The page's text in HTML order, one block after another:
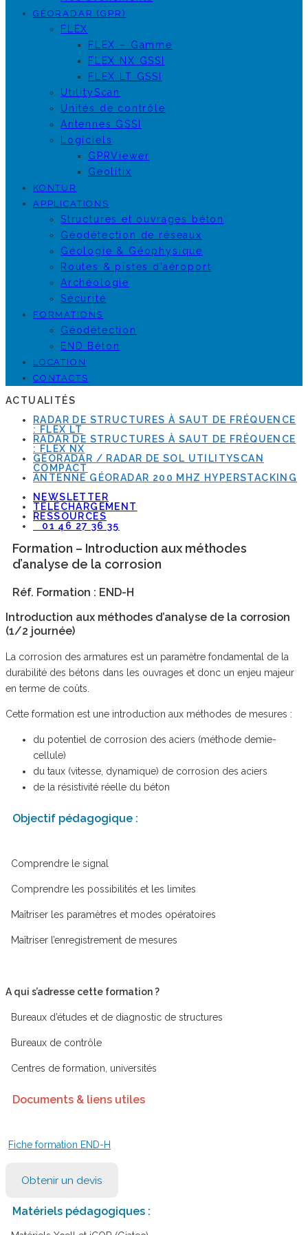
GÉORADAR (GPR)
FLEX
FLEX – Gamme
FLEX NX GSSI
FLEX LT GSSI
UtilityScan
Unités de contrôle
Antennes GSSI
Logiciels
GPRViewer
Geolitix
KONTUR
APPLICATIONS
Structures et ouvrages béton
Géodétection de réseaux
Géologie & Géophysique
Routes & pistes d’aéroport
Archéologie
Sécurité
FORMATIONS
Géodétection
END Béton
LOCATION
CONTACTS
ACTUALITÉS
RADAR DE STRUCTURES À SAUT DE FRÉQUENCE
: FLEX LT
RADAR DE STRUCTURES À SAUT DE FRÉQUENCE
: FLEX NX
GÉORADAR / RADAR DE SOL UTILITYSCAN
COMPACT
ANTENNE GÉORADAR 200 MHZ HYPERSTACKING
NEWSLETTER
TÉLÉCHARGEMENT
RESSOURCES
01 46 27 36 35
Formation – Introduction aux méthodes
d’analyse de la corrosion
Réf. Formation : END-H
Introduction aux méthodes d’analyse de la corrosion
(1/2 journée)
La corrosion des armatures est un paramètre fondamental de la
durabilité des bétons dans les ouvrages et donc un enjeu majeur
en terme de coûts.
Cette formation est une introduction aux méthodes de mesures :
du potentiel de corrosion des aciers (méthode demie-
cellule)
du taux (vitesse, dynamique) de corrosion des aciers
de la résistivité réelle du béton
Objectif pédagogique :
Comprendre le signal
Comprendre les possibilités et les limites
Maîtriser les paramètres et modes opératoires
Maîtriser l’enregistrement de mesures
A qui s’adresse cette formation ?
Bureaux d’études et de diagnostic de structures
Bureaux de contrôle
Centres de formation, universités
Documents & liens utiles
Fiche formation END-H
Obtenir un devis
Matériels pédagogiques :